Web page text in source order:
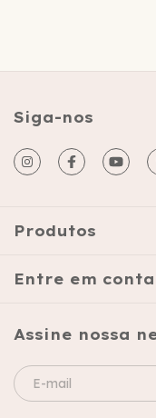
Siga-nos
Produtos
Entre em
Assine nossa